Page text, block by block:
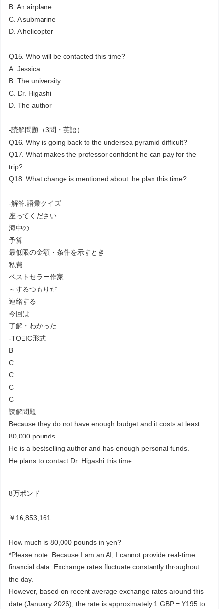
B. An airplane
C. A submarine
D. A helicopter
Q15. Who will be contacted this time?
A. Jessica
B. The university
C. Dr. Higashi
D. The author
-読解問題（3問・英語）
Q16. Why is going back to the undersea pyramid difficult?
Q17. What makes the professor confident he can pay for the
trip?
Q18. What change is mentioned about the plan this time?
-解答.語彙クイズ
座ってください
海中の
予算
最低限の金額・条件を示すとき
私費
ベストセラー作家
～するつもりだ
連絡する
今回は
了解・わかった
-TOEIC形式
B
C
C
C
C
読解問題
Because they do not have enough budget and it costs at least
80,000 pounds.
He is a bestselling author and has enough personal funds.
He plans to contact Dr. Higashi this time.
8万ポンド
￥16,853,161
How much is 80,000 pounds in yen?
*Please note: Because I am an AI, I cannot provide real-time
financial data. Exchange rates fluctuate constantly throughout
the day.
However, based on recent average exchange rates around this
date (January 2026), the rate is approximately 1 GBP = ¥195 to